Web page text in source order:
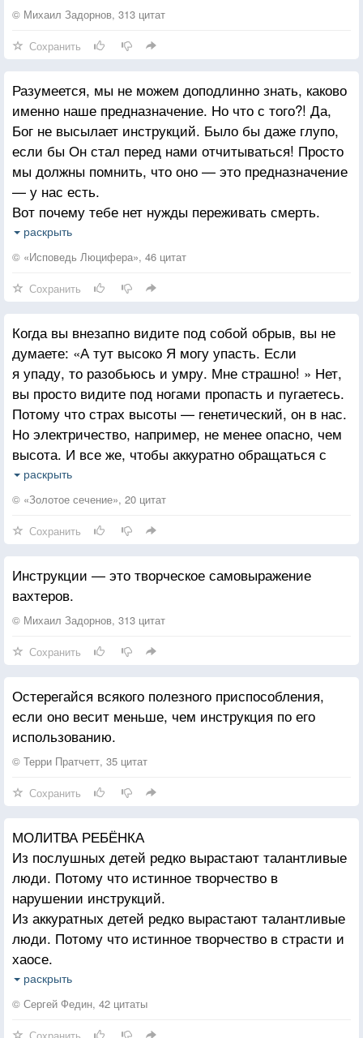
© Михаил Задорнов, 313 цитат
Сохранить
Разумеется, мы не можем доподлинно знать, каково
именно наше предназначение. Но что с того?! Да,
Бог не высылает инструкций. Было бы даже глупо,
если бы Он стал перед нами отчитываться! Просто
мы должны помнить, что оно — это предназначение
— у нас есть.
Вот почему тебе нет нужды переживать смерть.
Более того, тебе даже не нужно гнаться за
жизненным опытом — все успеть, вес попробовать.
Но достаточно тебе просто помнить о том, что ты
нужна, жить с этим, и тогда ты непременно
ощутишь смысл своей жизни. Он откроется тебе,
как непреложная истина. И это будет истина о тебе,
твоя истина.
раскрыть
© «Исповедь Люцифера», 46 цитат
Сохранить
Когда вы внезапно видите под собой обрыв, вы не
думаете: «А тут высоко Я могу упасть. Если
я упаду, то разобьюсь и умру. Мне страшно! » Нет,
вы просто видите под ногами пропасть и пугаетесь.
Потому что страх высоты — генетический, он в нас.
Но электричество, например, не менее опасно, чем
высота. И все же, чтобы аккуратно обращаться с
розеткой и проводами, мы должны дать себе
инструкцию: «Осторожно! Это может быть опасно!
искусственный.
Сидя рядом с розеткой, вы не станете паниковать.
Вероятно, вы даже не заметите ее, а если она вам
понадобится, будете долго искать. Но вот сидя
рядом с обрывом, на высоте, над пропастью, вы
Так и с истиной. Она может быть выученной,
понятой, неживой. А может быть в нас.
раскрыть
© «Золотое сечение», 20 цитат
Сохранить
Инструкции — это творческое самовыражение
вахтеров.
© Михаил Задорнов, 313 цитат
Сохранить
Остерегайся всякого полезного приспособления,
если оно весит меньше, чем инструкция по его
использованию.
© Терри Пратчетт, 35 цитат
Сохранить
МОЛИТВА РЕБЁНКА
Из послушных детей редко вырастают талантливые
люди. Потому что истинное творчество в
нарушении инструкций.
Из аккуратных детей редко вырастают талантливые
люди. Потому что истинное творчество в страсти и
хаосе.
Из прилежных детей редко вырастают талантливые
люди. Потому что истинное творчество в лени и
раскрыть
© Сергей Федин, 42 цитаты